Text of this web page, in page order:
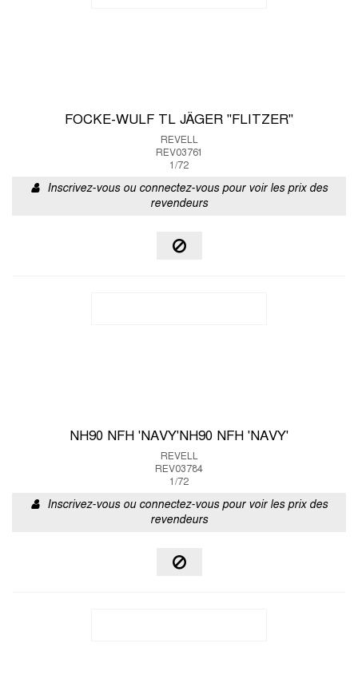
FOCKE-WULF TL JÄGER "FLITZER"
REVELL
REV03761
1/72
Inscrivez-vous ou connectez-vous pour voir les prix des
revendeurs
NH90 NFH 'NAVY'NH90 NFH 'NAVY'
REVELL
REV03784
1/72
Inscrivez-vous ou connectez-vous pour voir les prix des
revendeurs